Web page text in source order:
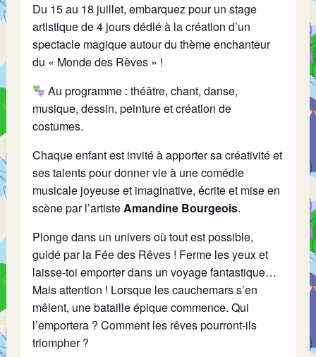
Du 15 au 18 juillet, embarquez pour un stage
artistique de 4 jours dédié à la création d’un
spectacle magique autour du thème enchanteur
du « Monde des Rêves » !
Au programme : théâtre, chant, danse,
musique, dessin, peinture et création de
costumes.
Chaque enfant est invité à apporter sa créativité et
ses talents pour donner vie à une comédie
musicale joyeuse et imaginative, écrite et mise en
scène par l’artisteAmandine Bourgeois.
Plonge dans un univers où tout est possible,
guidé par la Fée des Rêves ! Ferme les yeux et
laisse-toi emporter dans un voyage fantastique…
Mais attention ! Lorsque les cauchemars s’en
mêlent, une bataille épique commence. Qui
l’emportera ? Comment les rêves pourront-ils
triompher ?